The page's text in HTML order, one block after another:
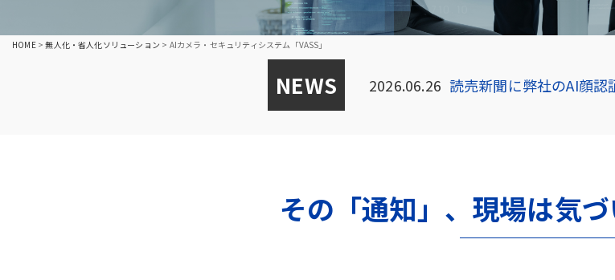
HOME>無人化・省人化ソリューション > AIカメラ・セキュリティシステム「VASS」
NEWS 2026.06.26 読売新聞に弊社のAI顔認
その「通知」、現場は気